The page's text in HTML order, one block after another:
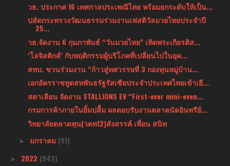
วธ. ประกาศ 16 เทศกาลประเพณีไทย พร้อมยกระดับให้เป็น...
ปลัดกระทรวงวัฒนธรรมร่วมงานเฟสติวัลมวยไทยประจำปี
25...
วธ.จัดงาน 6 กุมภาพันธ์ “วันมวยไทย” เทิดพระเกียรติส...
‘โลจิสติกส์’ กับพฤติกรรมผู้บริโภคที่เปลี่ยนไปในยุค...
สทบ. ชวนร่วมงาน “ก้าวสู่ทศวรรษที่ 3 กองทุนหมู่บ้าน...
เอกอัครราชทูตสหพันธรัฐรัสเซียประจำประเทศไทยเข้าเยี...
สตาเลียน จัดงาน STALLIONS EV “First-ever mini-even...
กรมการค้าภายในยิ้มปลื้ม ผลตอบรับงานตลาดนัดอินทรีย์...
วิทยาลัยตลาดทุน(วตท12)สังสรรค์ เพื่อน สนิท
► มกราคม (91)
► 2022 (942)